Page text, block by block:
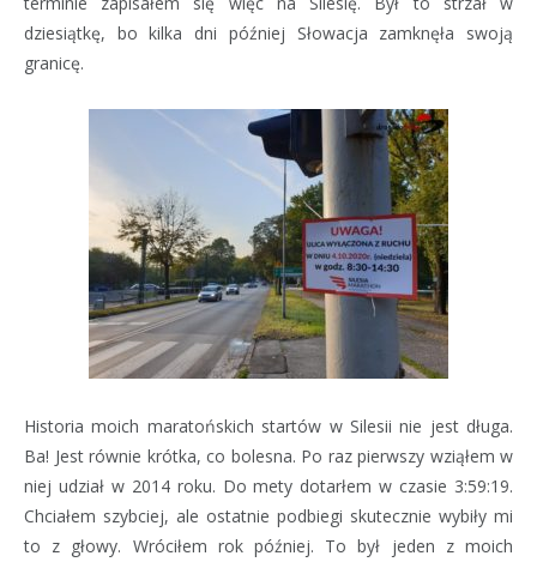
dziesiątkę, bo kilka dni później Słowacja zamknęła swoją
granicę.
Historia moich maratońskich startów w Silesii nie jest długa.
Ba! Jest równie krótka, co bolesna. Po raz pierwszy wziąłem w
niej udział w 2014 roku. Do mety dotarłem w czasie 3:59:19.
Chciałem szybciej, ale ostatnie podbiegi skutecznie wybiły mi
to z głowy. Wróciłem rok później. To był jeden z moich